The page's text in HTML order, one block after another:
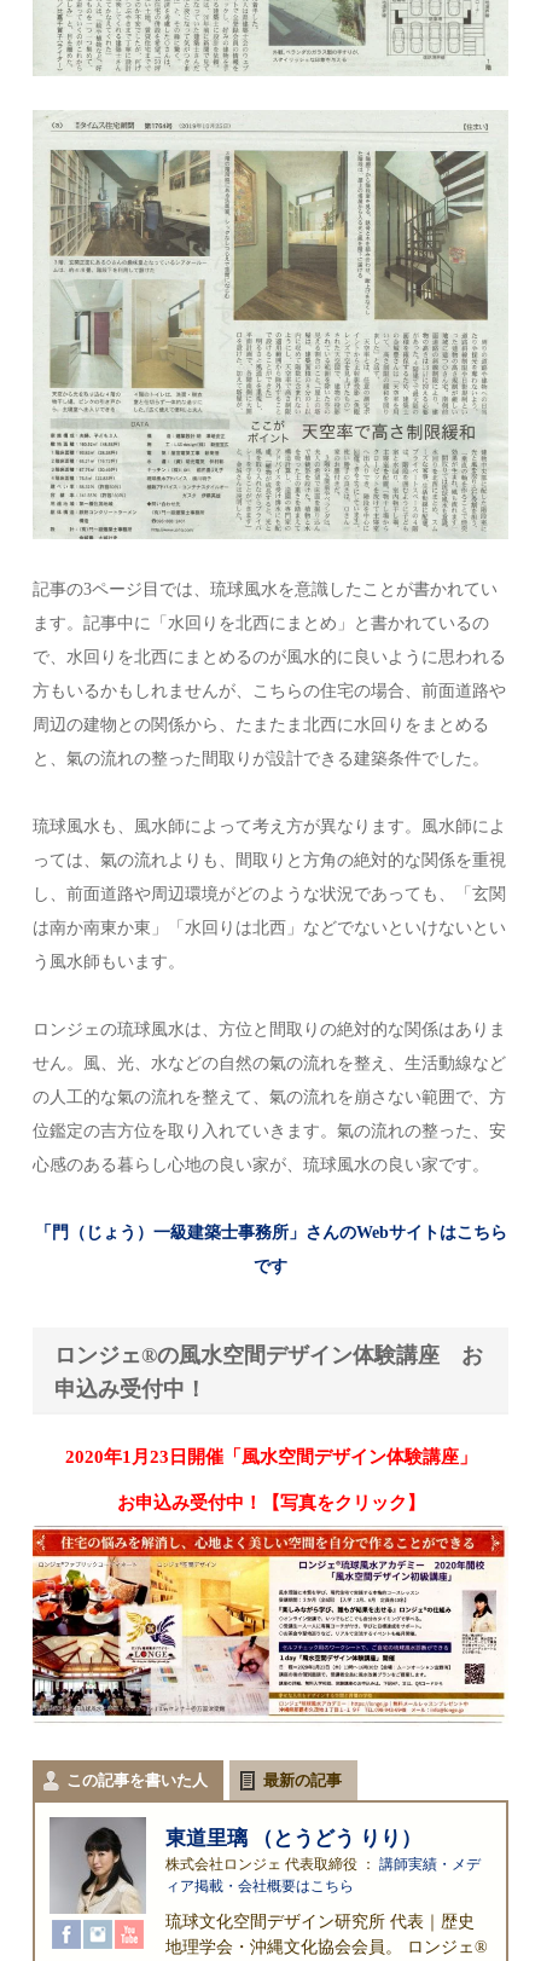
記事の3ページ目では、琉球風水を意識したことが書かれてい
ます。記事中に「水回りを北西にまとめ」と書かれているの
で、水回りを北西にまとめるのが風水的に良いように思われる
方もいるかもしれませんが、こちらの住宅の場合、前面道路や
周辺の建物との関係から、たまたま北西に水回りをまとめる
と、氣の流れの整った間取りが設計できる建築条件でした。
琉球風水も、風水師によって考え方が異なります。風水師によ
っては、氣の流れよりも、間取りと方角の絶対的な関係を重視
し、前面道路や周辺環境がどのような状況であっても、「玄関
は南か南東か東」「水回りは北西」などでないといけないとい
う風水師もいます。
ロンジェの琉球風水は、方位と間取りの絶対的な関係はありま
せん。風、光、水などの自然の氣の流れを整え、生活動線など
の人工的な氣の流れを整えて、氣の流れを崩さない範囲で、方
位鑑定の吉方位を取り入れていきます。氣の流れの整った、安
心感のある暮らし心地の良い家が、琉球風水の良い家です。
「門（じょう）一級建築士事務所」さんのWebサイトはこちら
です
ロンジェ®の風水空間デザイン体験講座 お
申込み受付中！
2020年1月23日開催「風水空間デザイン体験講座」
お申込み受付中！【写真をクリック】
この記事を書いた人 最新の記事
東道里璃 （とうどう りり）
株式会社ロンジェ 代表取締役 ：講師実績・メデ
ィア掲載・会社概要はこちら
琉球文化空間デザイン研究所 代表｜歴史
地理学会・沖縄文化協会会員。 ロンジェ®